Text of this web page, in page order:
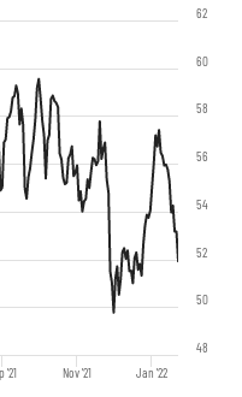
'21 Nov '21 Jan '22
48
50
52
54
56
58
60
62